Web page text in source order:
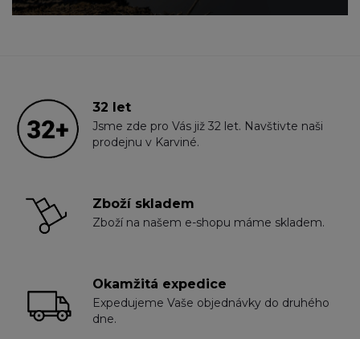
32 let
Jsme zde pro Vás již 32 let. Navštivte naši
prodejnu v Karviné.
Zboží skladem
Zboží na našem e-shopu máme skladem.
Okamžitá expedice
Expedujeme Vaše objednávky do druhého
dne.